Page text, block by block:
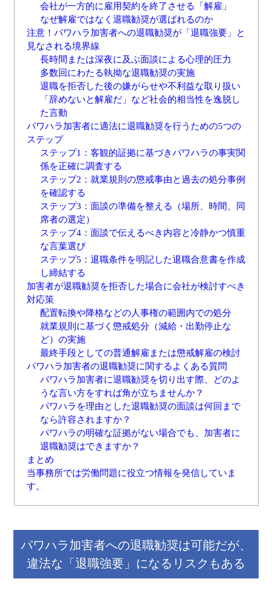
会社が一方的に雇用契約を終了させる「解雇」
なぜ解雇ではなく退職勧奨が選ばれるのか
注意！パワハラ加害者への退職勧奨が「退職強要」と
見なされる境界線
長時間または深夜に及ぶ面談による心理的圧力
多数回にわたる執拗な退職勧奨の実施
退職を拒否した後の嫌がらせや不利益な取り扱い
「辞めないと解雇だ」など社会的相当性を逸脱し
た言動
パワハラ加害者に適法に退職勧奨を行うための5つの
ステップ
ステップ1：客観的証拠に基づきパワハラの事実関
係を正確に調査する
ステップ2：就業規則の懲戒事由と過去の処分事例
を確認する
ステップ3：面談の準備を整える（場所、時間、同
席者の選定）
ステップ4：面談で伝えるべき内容と冷静かつ慎重
な言葉選び
ステップ5：退職条件を明記した退職合意書を作成
し締結する
加害者が退職勧奨を拒否した場合に会社が検討すべき
対応策
配置転換や降格などの人事権の範囲内での処分
就業規則に基づく懲戒処分（減給・出勤停止な
ど）の実施
最終手段としての普通解雇または懲戒解雇の検討
パワハラ加害者の退職勧奨に関するよくある質問
パワハラ加害者に退職勧奨を切り出す際、どのよ
うな言い方をすれば角が立ちませんか？
パワハラを理由とした退職勧奨の面談は何回まで
なら許容されますか？
パワハラの明確な証拠がない場合でも、加害者に
退職勧奨はできますか？
まとめ
当事務所では労働問題に役立つ情報を発信していま
す。
パワハラ加害者への退職勧奨は可能だが、
違法な「退職強要」になるリスクもある